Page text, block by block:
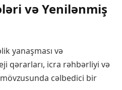
və Yenilənmiş
yanaşması və
qərarları, icra rəhbərliyi və
cəlbedici bir